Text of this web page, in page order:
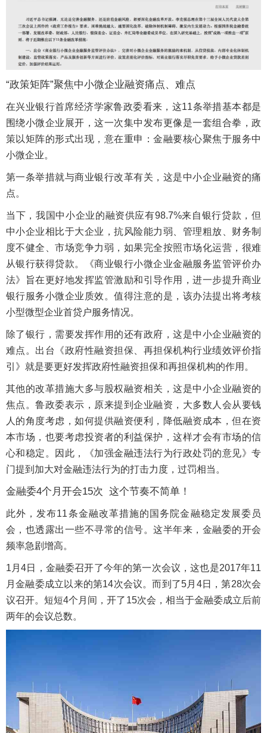
“政策矩阵”聚焦中小微企业融资痛点、难点
在兴业银行首席经济学家鲁政委看来，这11条举措基本都是
围绕小微企业展开，这一次集中发布更像是一套组合拳，政
策以矩阵的形式出现，意在重申：金融要核心聚焦于服务中
小微企业。
第一条举措就与商业银行改革有关，这是中小企业融资的痛
点。
当下，我国中小企业的融资供应有98.7%来自银行贷款，但
中小企业相比于大企业，抗风险能力弱、管理粗放、财务制
度不健全、市场竞争力弱，如果完全按照市场化运营，很难
从银行获得贷款。《商业银行小微企业金融服务监管评价办
法》旨在更好地发挥监管激励和引导作用，进一步提升商业
银行服务小微企业质效。值得注意的是，该办法提出将考核
小型微型企业首贷户服务情况。
除了银行，需要发挥作用的还有政府，这是中小企业融资的
难点。出台《政府性融资担保、再担保机构行业绩效评价指
引》就是要更好发挥政府性融资担保和再担保机构的作用。
其他的改革措施大多与股权融资相关，这是中小企业融资的
焦点。鲁政委表示，原来提到企业融资，大多数人会从要钱
人的角度考虑，如何提供融资便利，降低融资成本，但在资
本市场，也要考虑投资者的利益保护，这样才会有市场的信
心和稳定。因此，《加强金融违法行为行政处罚的意见》专
门提到加大对金融违法行为的打击力度，过罚相当。
金融委4个月开会15次 这个节奏不简单！
此外，发布11条金融改革措施的国务院金融稳定发展委员
会，也透露出一些不寻常的信号。这半年来，金融委的开会
频率急剧增高。
1月4日，金融委召开了今年的第一次会议，这也是2017年11
月金融委成立以来的第14次会议。而到了5月4日，第28次会
议召开。短短4个月间，开了15次会，相当于金融委成立后前
两年的会议总数。